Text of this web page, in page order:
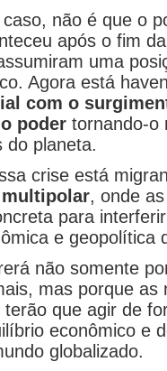
não é que o
após o fim
uma
Agora está
com o
poder tornando-o
do planeta.
crise está
, onde
para
e geopolítica
não somente
mas porque as
que agir de
econômico e
globalizado.